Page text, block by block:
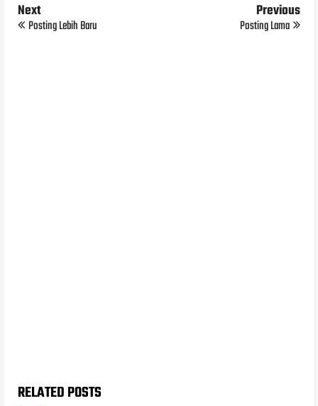
Next
Posting Lebih Baru
Previous
Posting Lama
RELATED POSTS